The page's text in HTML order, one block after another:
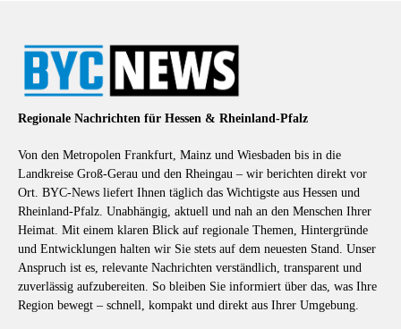
Regionale Nachrichten für Hessen & Rheinland-Pfalz
Von den Metropolen Frankfurt, Mainz und Wiesbaden bis in die
Landkreise Groß-Gerau und den Rheingau – wir berichten direkt vor
Ort. BYC-News liefert Ihnen täglich das Wichtigste aus Hessen und
Rheinland-Pfalz. Unabhängig, aktuell und nah an den Menschen Ihrer
Heimat. Mit einem klaren Blick auf regionale Themen, Hintergründe
und Entwicklungen halten wir Sie stets auf dem neuesten Stand. Unser
Anspruch ist es, relevante Nachrichten verständlich, transparent und
zuverlässig aufzubereiten. So bleiben Sie informiert über das, was Ihre
Region bewegt – schnell, kompakt und direkt aus Ihrer Umgebung.